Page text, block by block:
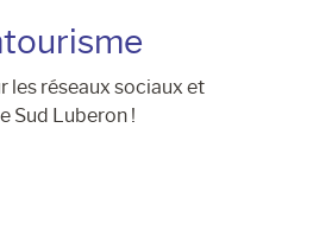
les réseaux sociaux et
Sud Luberon !